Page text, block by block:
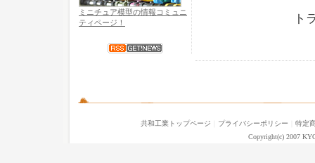
ミニチュア模型の情報コミュニ
ティページ！
ト
共和工業トップページ プライバシーポリシー
特定
Copyright(c) 2007